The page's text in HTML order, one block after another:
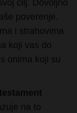
i strahovima
koji vas do
onima koji su
svog